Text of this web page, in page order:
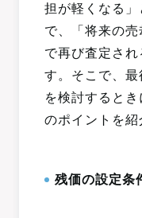
担が軽くなる
で、「将来の
で再び査定さ
す。そこで、
を検討すると
のポイントを紹
残価の設定条